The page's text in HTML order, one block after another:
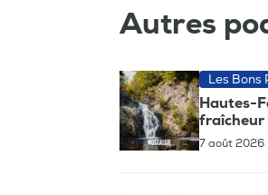
Autres
Les Bons
Hautes-
fraîcheur
7 août 2026